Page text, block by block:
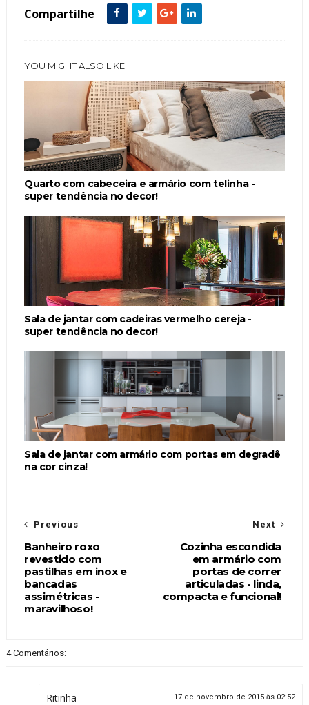
Compartilhe
YOU MIGHT ALSO LIKE
Quarto com cabeceira e armário com telinha -
super tendência no decor!
Sala de jantar com cadeiras vermelho cereja -
super tendência no decor!
Sala de jantar com armário com portas em degradê
na cor cinza!
Next
Cozinha escondida
em armário com
portas de correr
articuladas - linda,
compacta e funcional!
Previous
Banheiro roxo
revestido com
pastilhas em inox e
bancadas
assimétricas -
maravilhoso!
4 Comentários:
Ritinha 17 de novembro de 2015 às 02:52